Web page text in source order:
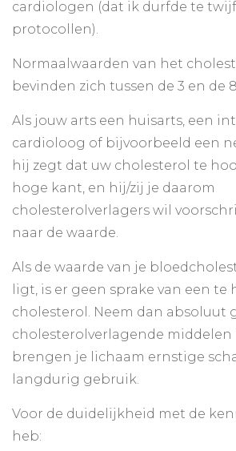
cardiologen (dat ik durfde te
protocollen).
Normaalwaarden van het
bevinden zich tussen de 3 en de
Als jouw arts een huisarts, een
cardioloog of bijvoorbeeld een
hij zegt dat uw cholesterol te
hoge kant, en hij/zij je daarom
cholesterolverlagers wil
naar de waarde.
Als de waarde van je
ligt, is er geen sprake van een te
cholesterol. Neem dan absoluut
cholesterolverlagende middelen
brengen je lichaam ernstige
langdurig gebruik.
Voor de duidelijkheid met de
heb: